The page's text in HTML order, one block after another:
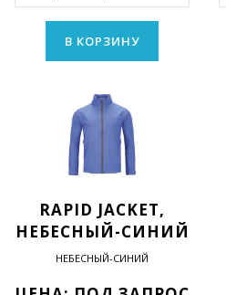
В КОРЗИНУ
RAPID JACKET,
НЕБЕСНЫЙ-СИНИЙ
НЕБЕСНЫЙ-СИНИЙ